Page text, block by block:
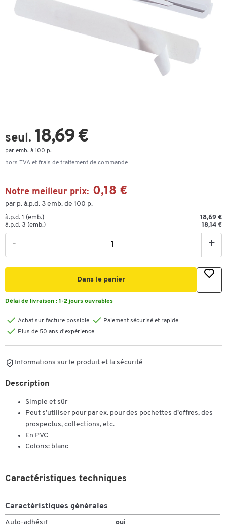
seul. 18,69 €
par emb. à 100 p.
hors TVA et frais de traitement de commande
Notre meilleur prix: 0,18 €
par p. à.p.d. 3 emb. de 100 p.
à.p.d. 1 (emb.)
18,69 €
à.p.d. 3 (emb.)
18,14 €
- +
Dans le panier
Délai de livraison : 1-2 jours ouvrables
Achat sur facture possible
Paiement sécurisé et rapide
Plus de 50 ans d'expérience
Informations sur le produit et la sécurité
Description
Simple et sûr
Peut s’utiliser pour par ex. pour des pochettes d’offres, des
prospectus, collections, etc.
En PVC
Coloris: blanc
Caractéristiques techniques
Caractéristiques générales
Auto-adhésif oui